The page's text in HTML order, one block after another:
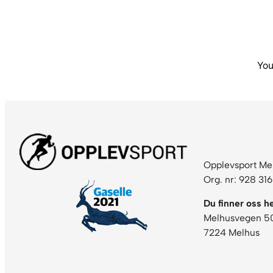
Opplevsport
Org. nr: 928
Du finner oss
Melhusvegen
7224 Melhus